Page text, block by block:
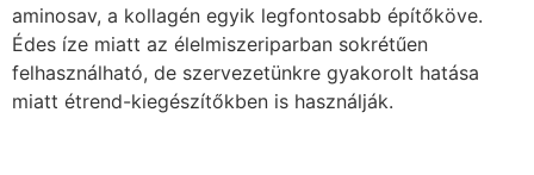
aminosav, a kollagén egyik legfontosabb építőköve.
Édes íze miatt az élelmiszeriparban sokrétűen
felhasználható, de szervezetünkre gyakorolt hatása
miatt étrend-kiegészítőkben is használják.